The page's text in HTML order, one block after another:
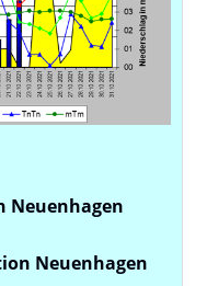
Neuenhagen
Neuenhagen